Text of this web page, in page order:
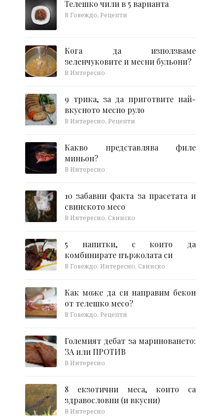
Телешко чили в 5 варианта
В Говеждо, Рецепти
Кога да използваме
зеленчуковите и месни бульони?
В Интересно
9 трика, за да приготвите най-
вкусното месно руло
В Интересно, Рецепти
Какво представлява филе
миньон?
В Интересно
10 забавни факта за прасетата и
свинското месо
В Интересно, Свинско
5 напитки, с които да
комбинирате пържолата си
В Говеждо, Интересно, Свинско
Как може да си направим бекон
от телешко месо?
В Говеждо, Рецепти
Големият дебат за мариноването:
ЗА или ПРОТИВ
В Интересно
8 екзотични меса, които са
здравословни (и вкусни)
В Интересно